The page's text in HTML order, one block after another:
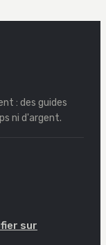
: des guides
ni d'argent.
sur